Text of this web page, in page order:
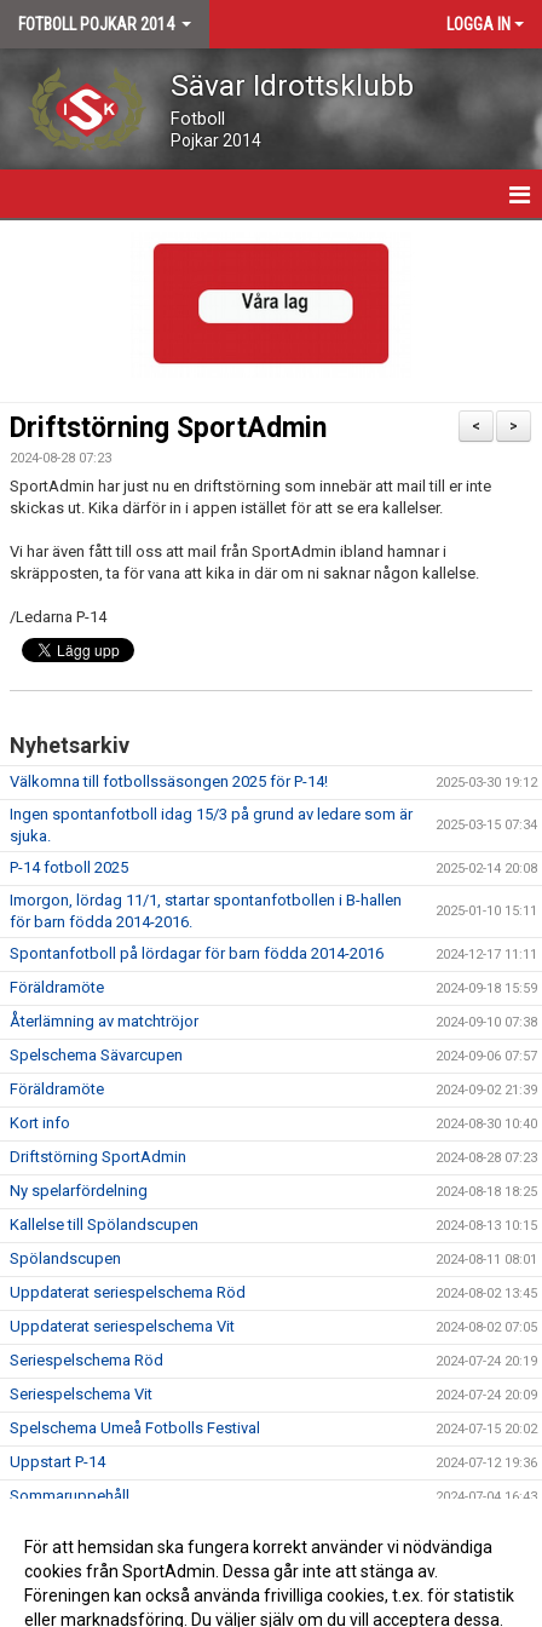
FOTBOLL POJKAR 2014 LOGGA IN
Sävar Idrottsklubb
Fotboll
Pojkar 2014
LEDARE OCH SPELARE
>
<
Driftstörning SportAdmin
2024-08-28 07:23
SportAdmin har just nu en driftstörning som innebär att mail till er inte
skickas ut. Kika därför in i appen istället för att se era kallelser.
Vi har även fått till oss att mail från SportAdmin ibland hamnar i
skräpposten, ta för vana att kika in där om ni saknar någon kallelse.
/Ledarna P-14
Nyhetsarkiv
Välkomna till fotbollssäsongen 2025 för P-14! 2025-03-30 19:12
Ingen spontanfotboll idag 15/3 på grund av ledare som är
sjuka.
2025-03-15 07:34
P-14 fotboll 2025 2025-02-14 20:08
Imorgon, lördag 11/1, startar spontanfotbollen i B-hallen
för barn födda 2014-2016.
2025-01-10 15:11
Spontanfotboll på lördagar för barn födda 2014-2016 2024-12-17 11:11
Föräldramöte 2024-09-18 15:59
Återlämning av matchtröjor 2024-09-10 07:38
Spelschema Sävarcupen 2024-09-06 07:57
Föräldramöte 2024-09-02 21:39
Kort info 2024-08-30 10:40
Driftstörning SportAdmin 2024-08-28 07:23
Ny spelarfördelning 2024-08-18 18:25
Kallelse till Spölandscupen 2024-08-13 10:15
Spölandscupen 2024-08-11 08:01
Uppdaterat seriespelschema Röd 2024-08-02 13:45
Uppdaterat seriespelschema Vit 2024-08-02 07:05
Seriespelschema Röd 2024-07-24 20:19
Seriespelschema Vit 2024-07-24 20:09
Spelschema Umeå Fotbolls Festival 2024-07-15 20:02
Uppstart P-14 2024-07-12 19:36
Sommaruppehåll 2024-07-04 16:43
För att hemsidan ska fungera korrekt använder vi nödvändiga
cookies från SportAdmin. Dessa går inte att stänga av.
Föreningen kan också använda frivilliga cookies, t.ex. för statistik
eller marknadsföring. Du väljer själv om du vill acceptera dessa.